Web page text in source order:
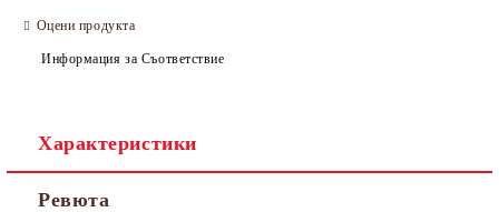
Оцени продукта
Информация за Съответствие
Характеристики
Ревюта